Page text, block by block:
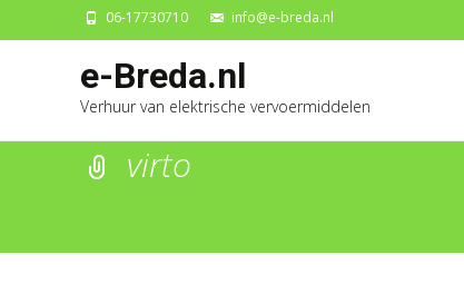
06-17730710 info@e-breda.nl
e-Breda.nl
Verhuur van elektrische vervoermiddelen
virto